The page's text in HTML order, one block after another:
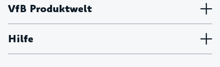
VfB Produktwelt
Hilfe